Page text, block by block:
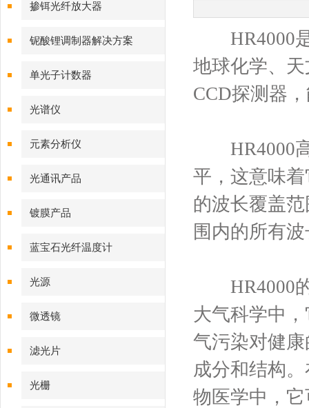
掺铒光纤放大器
铌酸锂调制器解决方案
单光子计数器
光谱仪
元素分析仪
光通讯产品
镀膜产品
蓝宝石光纤温度计
光源
微透镜
滤光片
光栅
HR4000是
地球化学、
CCD探测器
HR4000高
平，这意味
的波长覆盖
围内的所有
HR4000的
大气科学中
气污染对健
成分和结构
物医学中，